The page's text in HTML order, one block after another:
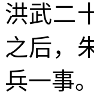
洪武二
之后，
兵一事。